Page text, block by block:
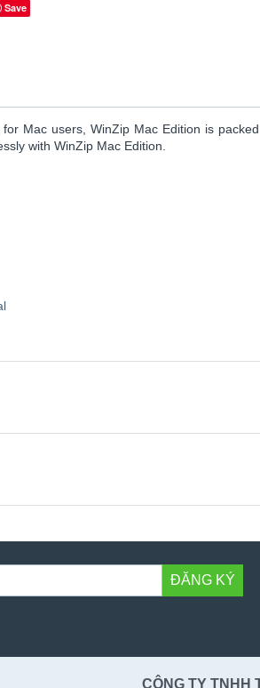
Save
Mac users, WinZip Mac Edition is
with WinZip Mac Edition.
ĐĂNG KÝ
CÔNG TY TNHH